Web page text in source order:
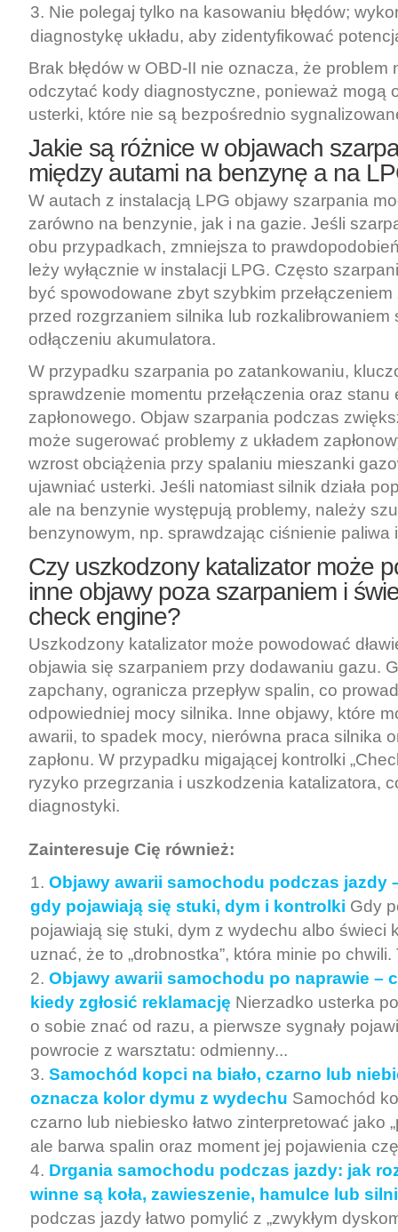
Nie polegaj tylko na kasowaniu błędów;
diagnostykę układu, aby zidentyfikować
Brak błędów w OBD-II nie oznacza, że problem
odczytać kody diagnostyczne, ponieważ mogą
usterki, które nie są bezpośrednio
Jakie są różnice w objawach
między autami na benzynę a na
W autach z instalacją LPG objawy szarpania
zarówno na benzynie, jak i na gazie. Jeśli
obu przypadkach, zmniejsza to
leży wyłącznie w instalacji LPG. Często
być spowodowane zbyt szybkim
przed rozgrzaniem silnika lub rozkalibrowaniem
odłączeniu akumulatora.
W przypadku szarpania po zatankowaniu,
sprawdzenie momentu przełączenia oraz stanu
zapłonowego. Objaw szarpania podczas
może sugerować problemy z układem
wzrost obciążenia przy spalaniu mieszanki
ujawniać usterki. Jeśli natomiast silnik działa
ale na benzynie występują problemy, należy
benzynowym, np. sprawdzając ciśnienie paliwa
Czy uszkodzony katalizator może
inne objawy poza szarpaniem i
check engine?
Uszkodzony katalizator może powodować
objawia się szarpaniem przy dodawaniu gazu.
zapchany, ogranicza przepływ spalin, co
odpowiedniej mocy silnika. Inne objawy, które
awarii, to spadek mocy, nierówna praca silnika
zapłonu. W przypadku migającej kontrolki
ryzyko przegrzania i uszkodzenia katalizatora,
diagnostyki.
Zainteresuje Cię również:
Objawy awarii samochodu podczas jazdy
gdy pojawiają się stuki, dym i kontrolki Gdy
pojawiają się stuki, dym z wydechu albo świeci
uznać, że to „drobnostka”, która minie po
Objawy awarii samochodu po naprawie –
kiedy zgłosić reklamację Nierzadko usterka
o sobie znać od razu, a pierwsze sygnały
powrocie z warsztatu: odmienny...
Samochód kopci na biało, czarno lub
oznacza kolor dymu z wydechu Samochód
czarno lub niebiesko łatwo zinterpretować jako
ale barwa spalin oraz moment jej pojawienia
Drgania samochodu podczas jazdy: jak
winne są koła, zawieszenie, hamulce lub
podczas jazdy łatwo pomylić z „zwykłym